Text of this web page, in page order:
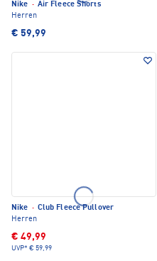
Nike · Air Fleece Shorts
Herren
€ 59,99
Nike · Club Fleece Pullover
Herren
€ 49,99
UVP* € 59,99